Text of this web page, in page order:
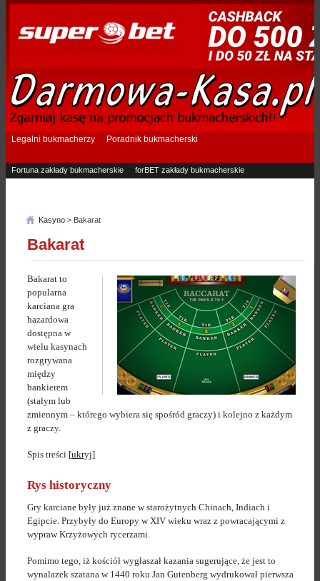
Legalni bukmacherzy Poradnik bukmacherski
Fortuna zakłady bukmacherskie
forBET zakłady bukmacherskie
Kasyno > Bakarat
Bakarat
Bakarat to
popularna
karciana gra
hazardowa
dostępna w
wielu kasynach
rozgrywana
między
bankierem
(stałym lub
zmiennym – którego wybiera się spośród graczy) i kolejno z każdym
z graczy.
Spis treści [ukryj]
Rys historyczny
Gry karciane były już znane w starożytnych Chinach, Indiach i
Egipcie. Przybyły do Europy w XIV wieku wraz z powracającymi z
wypraw Krzyżowych rycerzami.
Pomimo tego, iż kościół wygłaszał kazania sugerujące, że jest to
wynalazek szatana w 1440 roku Jan Gutenberg wydrukował pierwsza